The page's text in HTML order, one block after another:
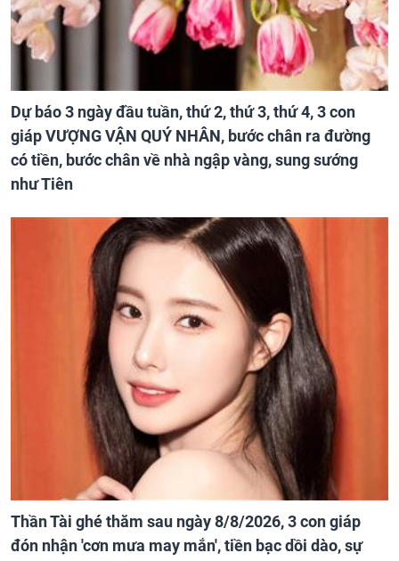
Dự báo 3 ngày đầu tuần, thứ 2, thứ 3, thứ 4, 3 con
giáp VƯỢNG VẬN QUÝ NHÂN, bước chân ra đường
có tiền, bước chân về nhà ngập vàng, sung sướng
như Tiên
Thần Tài ghé thăm sau ngày 8/8/2026, 3 con giáp
đón nhận 'cơn mưa may mắn', tiền bạc dồi dào, sự